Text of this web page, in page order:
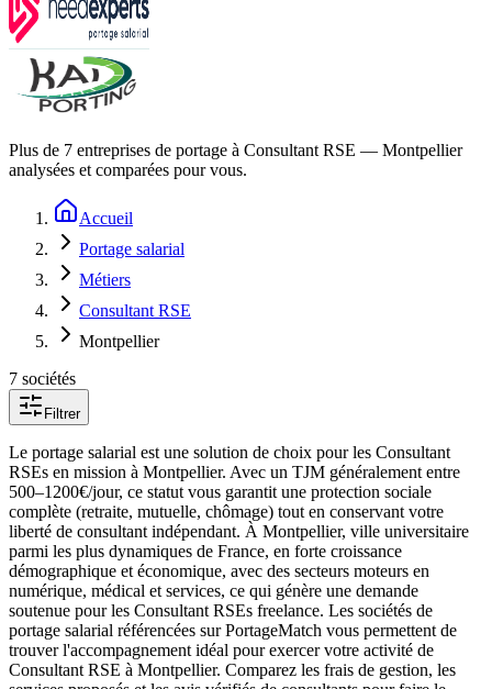
Plus de 7 entreprises de portage à Consultant RSE — Montpellier
analysées et comparées pour vous.
Accueil
Portage salarial
Métiers
Consultant RSE
Montpellier
7 sociétés
Filtrer
Le portage salarial est une solution de choix pour les Consultant
RSEs en mission à Montpellier. Avec un TJM généralement entre
500–1200€/jour, ce statut vous garantit une protection sociale
complète (retraite, mutuelle, chômage) tout en conservant votre
liberté de consultant indépendant. À Montpellier, ville universitaire
parmi les plus dynamiques de France, en forte croissance
démographique et économique, avec des secteurs moteurs en
numérique, médical et services, ce qui génère une demande
soutenue pour les Consultant RSEs freelance. Les sociétés de
portage salarial référencées sur PortageMatch vous permettent de
trouver l'accompagnement idéal pour exercer votre activité de
Consultant RSE à Montpellier. Comparez les frais de gestion, les